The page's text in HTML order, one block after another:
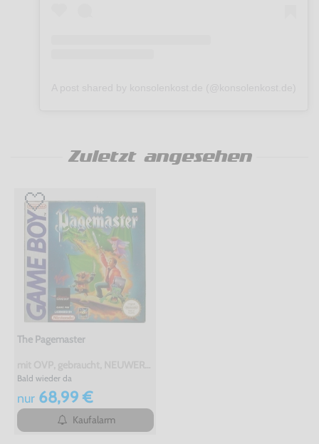
Zuletzt angesehen
The Pagemaster
Bald wieder da
nur68,99 €
Kaufalarm